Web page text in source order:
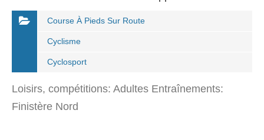
Course À Pieds Sur Route
Cyclisme
Cyclosport
Loisirs, compétitions: Adultes Entraînements:
Finistère Nord